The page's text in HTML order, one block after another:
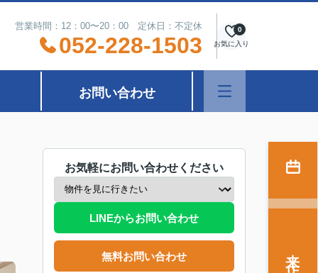
営業時間：12：00〜20：00 定休日：不定休
052-228-1503 お気に入り
0
お問い合わせ
お気軽にお問い合わせください
LINEからお問い合わせ
無料お問い合わせ 来店予約